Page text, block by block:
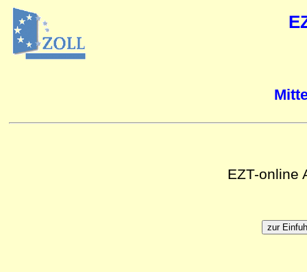
EZT-online